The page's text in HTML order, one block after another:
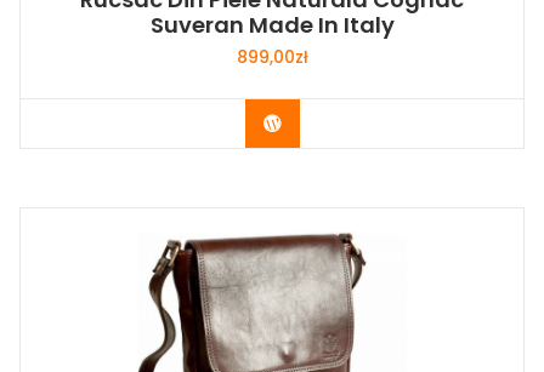
Suveran Made In Italy
899,00zł
Buy Now